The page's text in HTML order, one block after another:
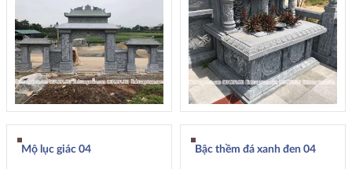
Mộ lục giác 04 Bậc thềm đá xanh đen 04